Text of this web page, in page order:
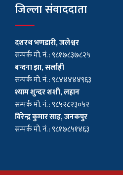
जिल्ला संवाददाता
दशरथ भणडारी, जलेश्वर
सम्पर्क मो. नं. : ९८१७८३७८२५
बन्दना झा, सर्लाही
सम्पर्क मो. नं. : ९८४४४४४९६३
श्याम शुन्दर शशी, लहान
सम्पर्क मो. नं. : ९८५२८२३०५२
विरेन्द्र कुमार साह, जनकपुर
सम्पर्क मो. नं. : ९८१७८५१४६३